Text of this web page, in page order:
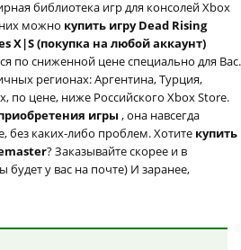
библиотека игр для консолей Xbox
них можно купить игру Dead Rising
X|S (покупка на любой аккаунт)
по сниженной цене специально для Вас.
регионах: Аргентина, Турция,
по цене, ниже Российского Xbox Store.
игры , она навсегда
без каких-либо проблем. Хотите купить
? Заказывайте скорее и в
у вас на почте) И заранее,